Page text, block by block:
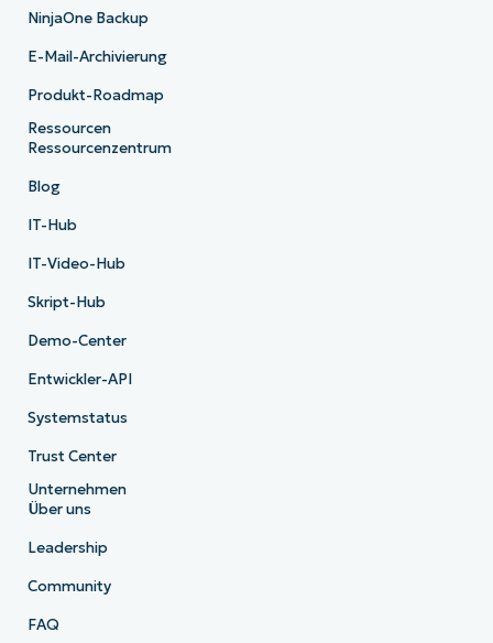
NinjaOne Backup
E-Mail-Archivierung
Produkt-Roadmap
Ressourcen
Ressourcenzentrum
Blog
IT-Hub
IT-Video-Hub
Skript-Hub
Demo-Center
Entwickler-API
Systemstatus
Trust Center
Unternehmen
Über uns
Leadership
Community
FAQ